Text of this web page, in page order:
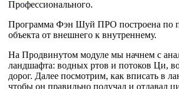
Профессионального.
Программа Фэн Шуй ПРО построена по
объекта от внешнего к внутреннему.
На Продвинутом модуле мы начнем с
ландшафта: водных ртов и потоков Ци,
дорог. Далее посмотрим, как вписать в
чтобы он правильно получал и отдавал